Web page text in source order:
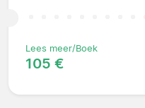
Lees meer/Boek
105 €